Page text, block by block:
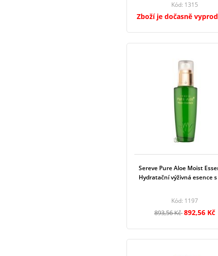
Kód: 1315
Zboží je dočasně
Sereve Pure Aloe Moist
Hydratační výživná esence
Kód: 1197
893,56 Kč892,56 Kč